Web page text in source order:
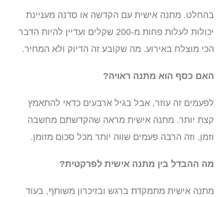
בהחלט. מתנה אישית עם הקדשה או סדנה מעניינת
יכולות לעלות פחות מ-200 שקלים ועדיין להיות הדבר
הכי מוצלח באירוע. מה שקובע זה הדיוק ולא המחיר.
האם כסף הוא מתנה ראויה?
לפעמים זה עוזר, אבל בגיל ארבעים כדאי להתאמץ
קצת יותר. מתנה אישית מראה שהקדשתם מחשבה
וזמן, וזה הרבה פעמים שווה יותר מכל סכום מזומן.
מה ההבדל בין מתנה אישית לפרקטית?
מתנה אישית מתמקדת ברגש ובזיכרון משותף, בעוד